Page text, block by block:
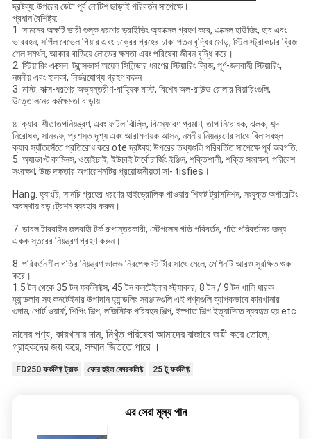
দ্রষ্টব্য: উপরের ডেটা পূর্ব নোটিশ ছাড়াই পরিবর্তন সাপেক্ষে।
প্রধান বৈশিষ্ট্য:
1. সামনের অক্ষটি ভারী শুল্ক ধরণের ড্রাইভিং অ্যাক্সেল গ্রহণ করে, এক্সেল হাউজিং, হাব এবং
ভারবহন, সর্পিল বেভেল গিয়ার এবং চক্রের গ্রহের চাকা পতন বৃদ্ধির মোড়, স্টিল স্ট্রাকচার ব্রিজ
শেল সমর্থন, আকার বাড়িয়ে লোডের ক্ষমতা এবং পরিষেবা জীবন বৃদ্ধি করে।
2. স্টিয়ারিং এক্সেল: ট্রান্সভার্স অয়েল সিলিন্ডার ধরণের স্টিয়ারিং ব্রিজ, পূর্ণ-জলবাহী স্টিয়ারিং,
নমনীয় এবং হালকা, নির্ভরযোগ্য গ্রহণ করুন
3. মাস্ট: বাক্স-ধরণের অভ্যন্তরীণ-বাহ্যিক মাস্ট, বিশেষ অল-রাউন্ড রোলার বিয়ারিংগুলি,
উত্তোলনের কর্মক্ষমতা বাড়ায়
৪. ক্যাব: শীতাতপনিয়ন্ত্রণ, এবং ফাটল ঝিল্লি, বিস্ফোরণ প্রমাণ, তাপ নিরোধক, ঝলক, শব্দ
নিরোধক, সানরূফ, প্রশস্ত দৃশ্য এবং আরামদায়ক আসন, নমনীয় নিয়ন্ত্রণের সাথে বিলাসবহুল
ক্যাব স্যাঁতসেঁতে প্রতিরোধ করে ote দ্রষ্টব্য: উপরের তথ্যগুলি পরিবর্তিত সাপেক্ষে পূর্ব অবগতি.
5. অ্যাডাপ্ট কামিনস, ওয়েইচাই, ইউচাই টার্বোচার্জিং ইঞ্জিন, শক্তিশালী, শক্তি সংরক্ষণ, পরিবেশ
সংরক্ষণ, উচ্চ দক্ষতার অপারেশনটির প্রয়োজনীয়তা সা- tisfies।
Hang. হ্যাংচি, সানচি গ্রহের ধরণের হাইড্রোলিক পাওয়ার শিফট ট্রান্সমিশন, সংযুক্ত অপারেটিং
অবস্থায় বড় ট্রেশন ব্যবহার করুন।
7. ডাবল টারবাইন জলবাহী টর্ক রূপান্তরকারী, স্টেপলেস গতি পরিবর্তন, গতি পরিবর্তনের জন্য
একক স্তরের নিয়ন্ত্রণ গ্রহণ করুন।
8. পরিবর্তনশীল গতির নিয়ন্ত্রণ ভালভ নিরপেক্ষ স্টার্টার সাথে মেলে, মেশিনটি আরও সুরক্ষিত শুরু
করে।
1.5 টন থেকে 35 টন ফর্কলিফ্টস, 45 টন কনটেইনার স্ট্যাকার, 8 টন / 9 টন খালি ধারক
হ্যান্ডলার সহ কনটেইনার উপাদান হ্যান্ডলিং সরঞ্জামগুলি এই পণ্যগুলি ব্যাপকভাবে কারখানার
গুদাম, পোর্ট ওয়ার্ফ, শিপিং শিল্প, লজিস্টিক পরিবহন শিল্প, ইস্পাত শিল্প ইত্যাদিতে ব্যবহৃত হয় etc.
মানের পণ্য, কারখানার দাম, নিখুঁতপরিষেবা আমাদের বাজারে জয়ী করে তোলে,
গ্রাহকদের জয় করে, সম্মান জিততে পারে।
FD250 ফর্কলিফ্ট ট্রাক ফোর হুইল ফোরকলিফ্ট 25 টু ফর্কলিফ্ট
এর সেরা মূল্য পান